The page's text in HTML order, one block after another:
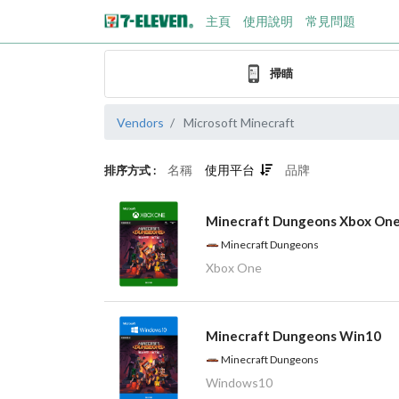
主頁 使用說明 常見問題
掃瞄
Vendors Microsoft Minecraft
排序方式 : 名稱 使用平台 品牌
Minecraft Dungeons Xbox
Minecraft Dungeons
Xbox One
Minecraft Dungeons Win10
Minecraft Dungeons
Windows10